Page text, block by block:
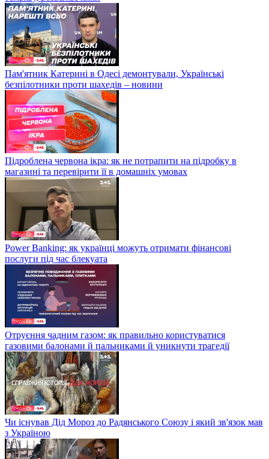
Пам'ятник Катерині в Одесі демонтували, Українські
безпілотники проти шахедів – новини
Підроблена червона ікра: як не потрапити на підробку в
магазині та перевірити її в домашніх умовах
Power Banking: як українці можуть отримати фінансові
послуги під час блекуата
Отруєння чадним газом: як правильно користуватися
газовими балонами й пальниками й уникнути трагедії
Чи існував Дід Мороз до Радянського Союзу і який зв'язок мав
з Україною